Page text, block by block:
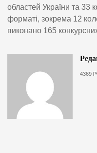
областей України та 33
форматі, зокрема 12
виконано 165
4369